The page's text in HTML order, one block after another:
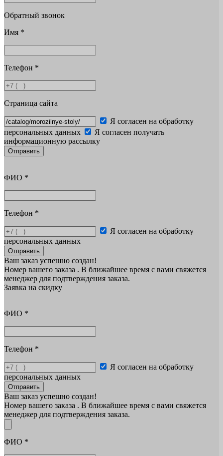
Обратный звонок
Имя *
Телефон *
Страница сайта
Я согласен на обработку
персональных данных
Я согласен получать
информационную рассылку
Отправить
ФИО *
Телефон *
Я согласен на обработку
персональных данных
Отправить
Ваш заказ успешно создан!
Номер вашего заказа . В ближайшее время с вами свяжется
менеджер для подтверждения заказа.
Заявка на скидку
ФИО *
Телефон *
Я согласен на обработку
персональных данных
Отправить
Ваш заказ успешно создан!
Номер вашего заказа . В ближайшее время с вами свяжется
менеджер для подтверждения заказа.
ФИО *